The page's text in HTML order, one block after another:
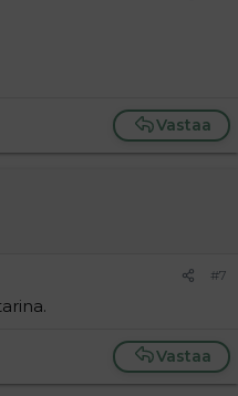
Vastaa
#7
Vastaa